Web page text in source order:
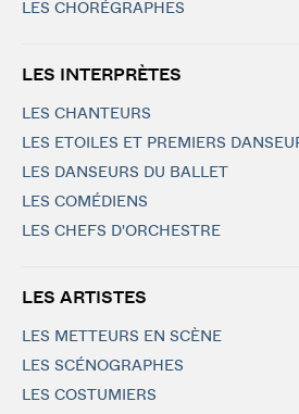
LES CHORÉGRAPHES
LES INTERPRÈTES
LES CHANTEURS
LES ETOILES ET PREMIERS
LES DANSEURS DU BALLET
LES COMÉDIENS
LES CHEFS D'ORCHESTRE
LES ARTISTES
LES METTEURS EN SCÈNE
LES SCÉNOGRAPHES
LES COSTUMIERS